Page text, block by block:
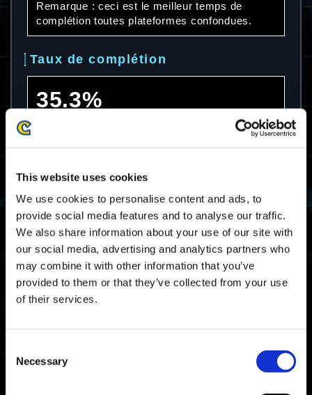
This website uses cookies
We use cookies to personalise content and ads, to
provide social media features and to analyse our traffic.
We also share information about your use of our site with
our social media, advertising and analytics partners who
may combine it with other information that you’ve
provided to them or that they’ve collected from your use
of their services.
Selection
Necessary
Remarque : ceci est le meilleur temps de
complétion toutes plateformes confondues.
Taux de complétion
35.3%
Remarque : ceci est le taux de complétion
Temps de complétion moyen
06:56.01
Remarque : ceci est le temps de complétion
moyen toutes plateformes confondues.
Temps à battre pour le classement
Maître
05:13.55
04:21.13